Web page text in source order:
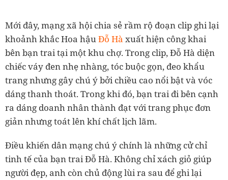
Mới đây, mạng xã hội chia sẻ rầm rộ đoạn clip ghi lại
khoảnh khắc Hoa hậuĐỗ Hà xuất hiện công khai
bên bạn trai tại một khu chợ. Trong clip, Đỗ Hà diện
chiếc váy đen nhẹ nhàng, tóc buộc gọn, đeo khẩu
trang nhưng gây chú ý bởi chiều cao nổi bật và vóc
dáng thanh thoát. Trong khi đó, bạn trai đi bên cạnh
ra dáng doanh nhân thành đạt với trang phục đơn
giản nhưng toát lên khí chất lịch lãm.
Điều khiến dân mạng chú ý chính là những cử chỉ
tinh tế của bạn trai Đỗ Hà. Không chỉ xách giỏ giúp
người đẹp, anh còn chủ động lùi ra sau để ghi lại